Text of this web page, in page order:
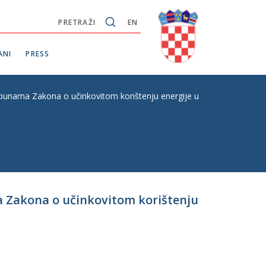
EN
PRETRAŽI
PRESS
Zakona o učinkovitom korištenju energije u neposrednoj
Zakona o učinkovitom korištenju